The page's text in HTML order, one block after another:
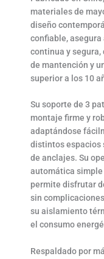
materiales de
diseño
confiable,
continua y segura,
de mantención y
superior a los 10
Su soporte de 3
montaje firme y
adaptándose
distintos espacios
de anclajes. Su
automática
permite disfrutar
sin
su aislamiento
el consumo
Respaldado por